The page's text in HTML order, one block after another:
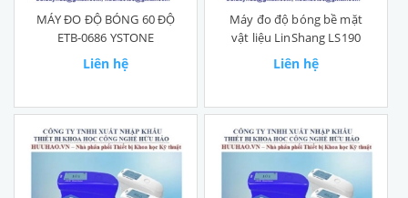
MÁY ĐO ĐỘ BÓNG 60 ĐỘ
ETB-0686 YSTONE
Liên hệ
Máy đo độ bóng bề mặt
vật liệu LinShang LS190
Liên hệ